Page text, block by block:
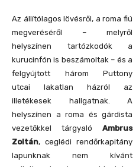
Az állítólagos lövésről, a roma fiú
megveréséről – melyről
helyszínen tartózkodók a
kurucinfón is beszámoltak – és a
felgyújtott három Puttony
utcai lakatlan házról az
illetékesek hallgatnak. A
helyszínen a roma és gárdista
vezetőkkel tárgyaló Ambrus
Zoltán, ceglédi rendőrkapitány
lapunknak nem kívánt